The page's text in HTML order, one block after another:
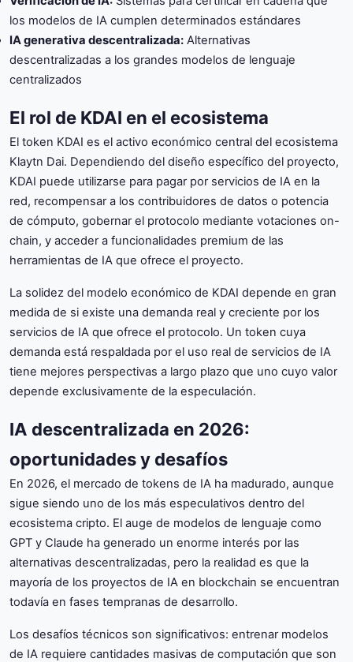
los modelos de IA cumplen determinados estándares
IA generativa descentralizada: Alternativas
descentralizadas a los grandes modelos de lenguaje
centralizados
El rol de KDAI en el ecosistema
El token KDAI es el activo económico central del ecosistema
Klaytn Dai. Dependiendo del diseño específico del proyecto,
KDAI puede utilizarse para pagar por servicios de IA en la
red, recompensar a los contribuidores de datos o potencia
de cómputo, gobernar el protocolo mediante votaciones on-
chain, y acceder a funcionalidades premium de las
herramientas de IA que ofrece el proyecto.
La solidez del modelo económico de KDAI depende en gran
medida de si existe una demanda real y creciente por los
servicios de IA que ofrece el protocolo. Un token cuya
demanda está respaldada por el uso real de servicios de IA
tiene mejores perspectivas a largo plazo que uno cuyo valor
depende exclusivamente de la especulación.
IA descentralizada en 2026:
oportunidades y desafíos
En 2026, el mercado de tokens de IA ha madurado, aunque
sigue siendo uno de los más especulativos dentro del
ecosistema cripto. El auge de modelos de lenguaje como
GPT y Claude ha generado un enorme interés por las
alternativas descentralizadas, pero la realidad es que la
mayoría de los proyectos de IA en blockchain se encuentran
todavía en fases tempranas de desarrollo.
Los desafíos técnicos son significativos: entrenar modelos
de IA requiere cantidades masivas de computación que son